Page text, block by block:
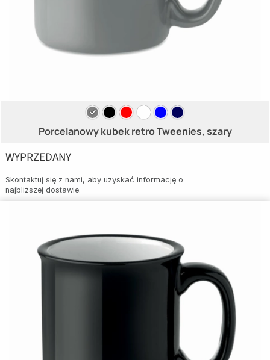
Porcelanowy kubek retro Tweenies, szary
WYPRZEDANY
Skontaktuj się z nami, aby uzyskać informację o
najbliższej dostawie.